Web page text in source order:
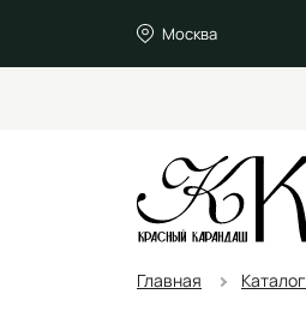
Москва
Главная Каталог